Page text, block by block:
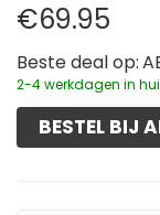
€69.95
Beste deal op:
2-4 werkdagen in
BESTEL BIJ